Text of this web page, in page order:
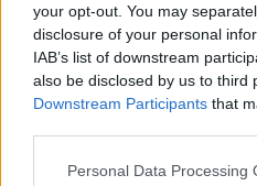
your opt-out. You may
disclosure of your personal
IAB’s list of downstream
also be disclosed by us to third
Downstream Participants that
Personal Data Processing
προϊόντα μας… Που θα
τονώσουν και να
ποιοτικής
Πάσχουμε δηλαδή από